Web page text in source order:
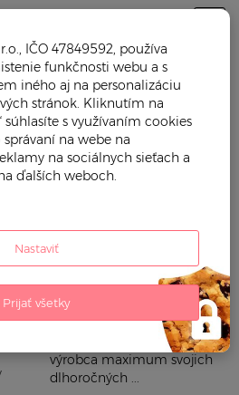
Hľadáte hračky do piesku,
kuchynky pre deti alebo
pracovné stoly Écoiffier?
Hračky od francúzskeho
módnym vplyvom, ale jasne
sa zameriavajú na
motorický, duševný a
spoločenský rozvoj dieťaťa.
Écoiffier je francúzska firma
s tradíciou už od roku 1945.
Do vývoja hračiek dáva
výrobca maximum svojich
dlhoročných ...
IČO 47849592, používa
funkčnosti webu a s
iného aj na personalizáciu
stránok. Kliknutím na
súhlasíte s využívaním cookies
na webe na
na sociálnych sieťach a
ďalších weboch.
Nastaviť
Prijať všetky